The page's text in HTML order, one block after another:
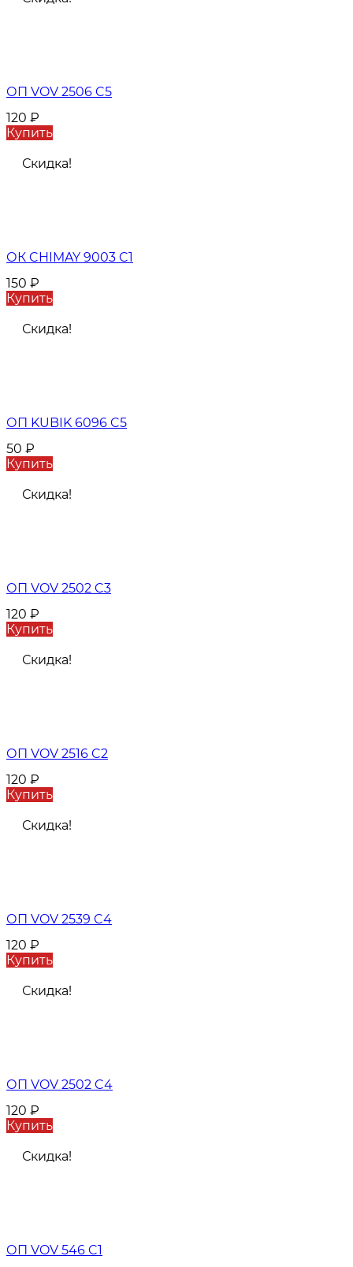
ОП VOV 2506 C5
120 ₽
Купить
Скидка!
ОК CHIMAY 9003 C1
150 ₽
Купить
Скидка!
ОП KUBIK 6096 C5
50 ₽
Купить
Скидка!
ОП VOV 2502 C3
120 ₽
Купить
Скидка!
ОП VOV 2516 C2
120 ₽
Купить
Скидка!
ОП VOV 2539 C4
120 ₽
Купить
Скидка!
ОП VOV 2502 C4
120 ₽
Купить
Скидка!
ОП VOV 546 C1